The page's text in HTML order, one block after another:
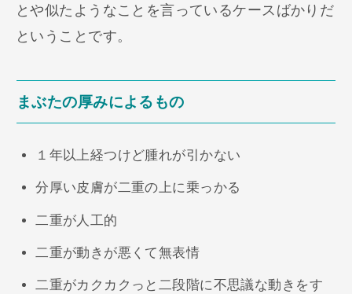
とや似たようなことを言っているケースばかりだ
ということです。
まぶたの厚みによるもの
１年以上経つけど腫れが引かない
分厚い皮膚が二重の上に乗っかる
二重が人工的
二重が動きが悪くて無表情
二重がカクカクっと二段階に不思議な動きをす